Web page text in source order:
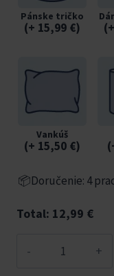
Pánske tričko
(+ 15,99 €) (
Vankúš
(+ 15,50 €) (
📦Doručenie: 4
Total: 12,99 €
množstvo